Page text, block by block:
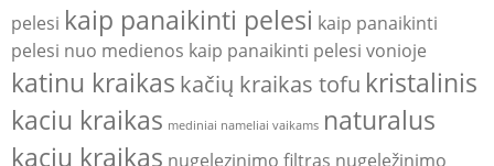
pelesi kaip panaikinti pelesi kaip panaikinti
pelesi nuo medienos kaip panaikinti pelesi vonioje
katinu kraikas kačių kraikas tofu kristalinis
kaciu kraikas mediniai nameliai vaikams naturalus
kaciu kraikas nugelezinimo filtras nugeležinimo